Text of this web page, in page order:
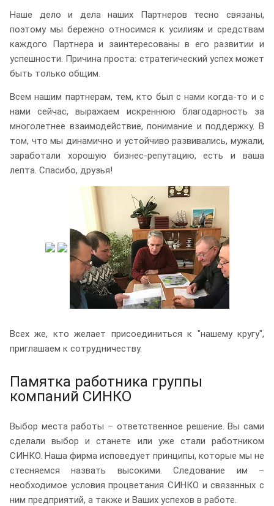
Наше дело и дела наших Партнеров тесно связаны,
поэтому мы бережно относимся к усилиям и средствам
каждого Партнера и заинтересованы в его развитии и
успешности. Причина проста: стратегический успех может
быть только общим.
Всем нашим партнерам, тем, кто был с нами когда-то и с
нами сейчас, выражаем искреннюю благодарность за
многолетнее взаимодействие, понимание и поддержку. В
том, что мы динамично и устойчиво развивались, мужали,
заработали хорошую бизнес-репутацию, есть и ваша
лепта. Спасибо, друзья!
Всех же, кто желает присоединиться к "нашему кругу",
приглашаем к сотрудничеству.
Памятка работника группы
компаний СИНКО
Выбор места работы – ответственное решение. Вы сами
сделали выбор и станете или уже стали работником
СИНКО. Наша фирма исповедует принципы, которые мы не
стесняемся назвать высокими. Следование им –
необходимое условия процветания СИНКО и связанных с
ним предприятий, а также и Ваших успехов в работе.